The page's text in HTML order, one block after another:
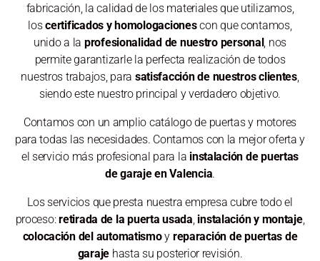
fabricación, la calidad de los materiales que utilizamos,
loscertificados y homologacionescon que contamos,
unido a la profesionalidad de nuestro personal, nos
permite garantizarle la perfecta realización de todos
nuestros trabajos, para satisfacción de nuestros clientes,
siendo este nuestro principal y verdadero objetivo.
Contamos con un amplio catálogo de puertas y motores
para todas las necesidades. Contamos con la mejor oferta y
el servicio más profesional para la instalación de puertas
de garaje en Valencia.
Los servicios que presta nuestra empresa cubre todo el
proceso:retirada de la puerta usada, instalación y montaje,
colocación del automatismoy reparación de puertas de
garaje hasta su posterior revisión.